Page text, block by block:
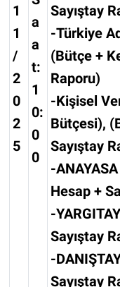
1
1
/
2
0
2
5
a
a
t:
1
0:
0
0
Sayıştay
-Türkiye
(Bütçe +
Raporu)
-Kişisel
Bütçesi),
Sayıştay
-
Hesap +
-
Sayıştay
-
Sayıştay